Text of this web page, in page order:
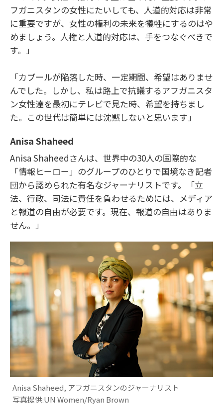
フガニスタンの女性にたいしても、人道的対応は非常
に重要ですが、女性の権利の未来を犠牲にするのはや
めましょう。人権と人道的対応は、手をつなぐべきで
す。」
「カブールが陥落した時、一定期間、希望はありませ
んでした。しかし、私は路上で抗議するアフガニスタ
ン女性達を最初にテレビで見た時、希望を持ちまし
た。この世代は簡単には沈黙しないと思います」
Anisa Shaheed
Anisa Shaheedさんは、世界中の30人の国際的な
「情報ヒーロー」のグループのひとりで国境なき記者
団から認められた有名なジャーナリストです。「立
法、行政、司法に責任を負わせるためには、メディア
と報道の自由が必要です。現在、報道の自由はありま
せん。」
Anisa Shaheed, アフガニスタンのジャーナリスト
写真提供:UN Women/Ryan Brown